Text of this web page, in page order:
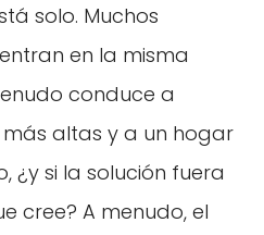
solo. Muchos
en la misma
conduce a
altas y a un hogar
¿y si la solución fuera
cree? A menudo, el